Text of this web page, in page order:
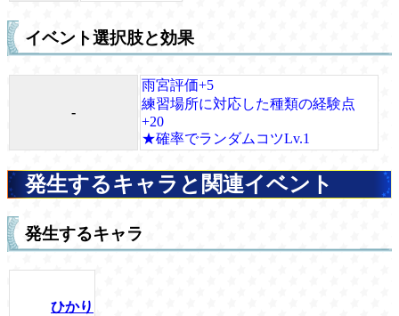
イベント選択肢と効果
-
雨宮評価+5
練習場所に対応した種類の経験点
+20
★確率でランダムコツLv.1
発生するキャラと関連イベント
発生するキャラ
ひかり